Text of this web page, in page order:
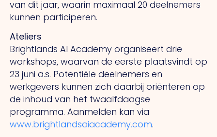
van dit jaar, waarin maximaal 20 deelnemers
kunnen participeren.
Ateliers
Brightlands AI Academy organiseert drie
workshops, waarvan de eerste plaatsvindt op
23 juni a.s. Potentiële deelnemers en
werkgevers kunnen zich daarbij oriënteren op
de inhoud van het twaalfdaagse
programma. Aanmelden kan via
www.brightlandsaiacademy.com.